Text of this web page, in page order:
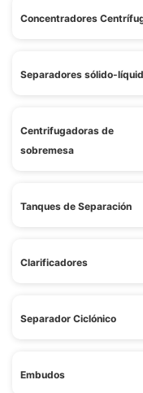
Concentradores
Separadores sólido-
Centrifugadoras de
sobremesa
Tanques de Separación
Clarificadores
Separador Ciclónico
Embudos